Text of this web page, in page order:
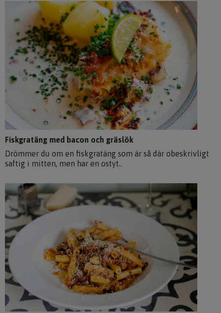
Fiskgratäng med bacon och gräslök
Drömmer du om en fiskgratäng som är så där obeskrivligt
saftig i mitten, men har en ostyt..